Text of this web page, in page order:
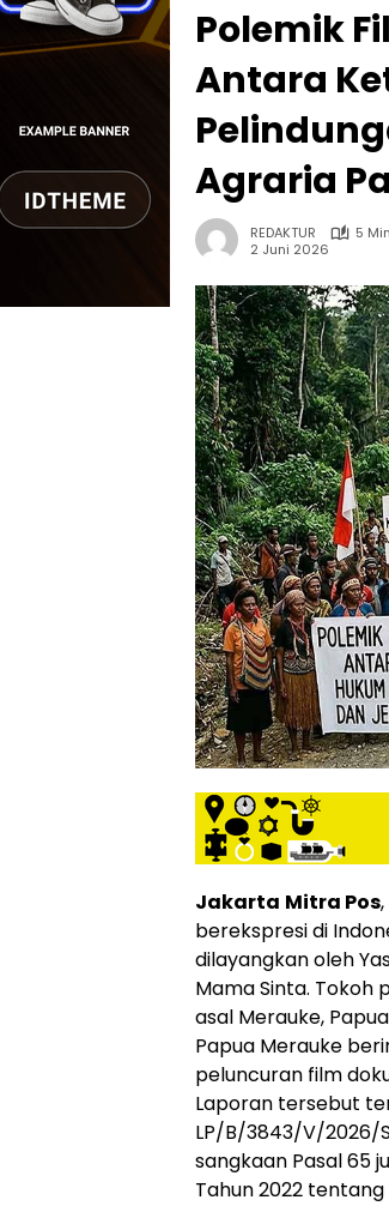
Polemik
Antara
Agraria
REDAKTUR
5
2 Juni 2026
Jakarta Mitra Pos
berekspresi di
dilayangkan oleh
Mama Sinta. Tokoh
asal Merauke,
Papua Merauke
peluncuran film
Laporan tersebut
LP/B/3843/V/2026/
sangkaan Pasal 65
Tahun 2022